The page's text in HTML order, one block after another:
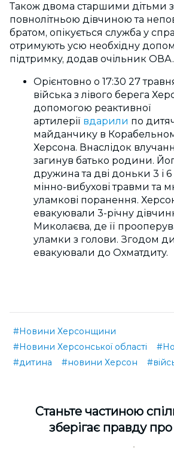
Також двома старшими дітьми з
повнолітньою дівчиною та
братом, опікується служба у
отримують усю необхідну
підтримку, додав очільник ОВА.
Орієнтовно о 17:30 27
війська з лівого берега
допомогою реактивної
артилерії вдарили по
майданчику в
Херсона. Внаслідок
загинув батько родини.
дружина та дві доньки 3 і 6
мінно-вибухові травми та
уламкові поранення.
евакуювали 3-річну
Миколаєва, де її
уламки з голови. Згодом
евакуювали до Охматдиту.
#Новини Херсонщини
#Новини Херсонської області
#дитина
#новини Херсон
Cтаньте частиною
зберігає правду